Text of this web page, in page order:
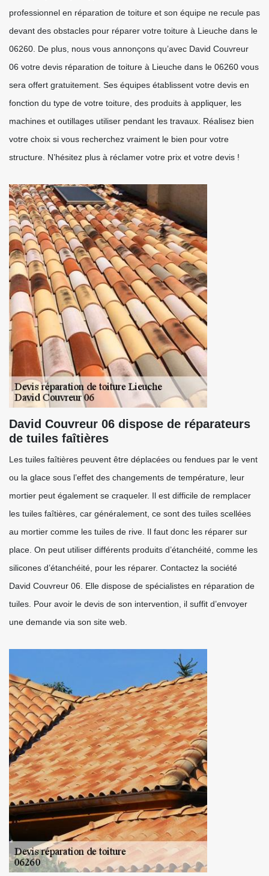
professionnel en réparation de toiture et son équipe ne recule pas
devant des obstacles pour réparer votre toiture à Lieuche dans le
06260. De plus, nous vous annonçons qu’avec David Couvreur
06 votre devis réparation de toiture à Lieuche dans le 06260 vous
sera offert gratuitement. Ses équipes établissent votre devis en
fonction du type de votre toiture, des produits à appliquer, les
machines et outillages utiliser pendant les travaux. Réalisez bien
votre choix si vous recherchez vraiment le bien pour votre
structure. N’hésitez plus à réclamer votre prix et votre devis !
David Couvreur 06 dispose de réparateurs
de tuiles faîtières
Les tuiles faîtières peuvent être déplacées ou fendues par le vent
ou la glace sous l’effet des changements de température, leur
mortier peut également se craqueler. Il est difficile de remplacer
les tuiles faîtières, car généralement, ce sont des tuiles scellées
au mortier comme les tuiles de rive. Il faut donc les réparer sur
place. On peut utiliser différents produits d’étanchéité, comme les
silicones d’étanchéité, pour les réparer. Contactez la société
David Couvreur 06. Elle dispose de spécialistes en réparation de
tuiles. Pour avoir le devis de son intervention, il suffit d’envoyer
une demande via son site web.